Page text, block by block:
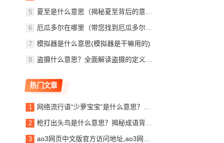
夏至是什么意思（揭秘夏至背后的意义）
厄瓜多尔在哪里（带您找到厄瓜多尔的位置所在）
模拟器是什么意思(模拟器是干嘛用的)
盗摄什么意思？全面解读盗摄的定义与危害
热门文章
网络流行语“少萝宝宝”是什么意思？带你了解其含义和起源
枪打出头鸟是什么意思？揭秘成语背后的深层含义
ao3网页中文版官方访问地址,ao3网页打不开了怎么解决？